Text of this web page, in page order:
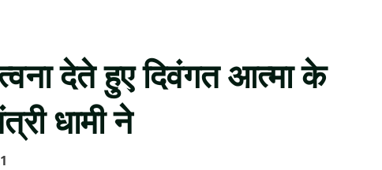
देते हुए दिवंगत आत्मा के
धामी ने